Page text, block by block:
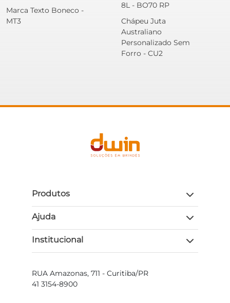
Marca Texto Boneco -
MT3
8L - BO70 RP
Chápeu Juta
Australiano
Personalizado Sem
Forro - CU2
Produtos
Ajuda
Institucional
RUA Amazonas, 711 - Curitiba/PR
41 3154-8900